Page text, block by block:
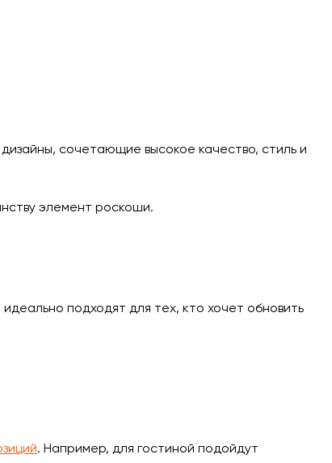
сочетающие высокое качество, стиль и
элемент роскоши.
подходят для тех, кто хочет обновить
. Например, для гостиной подойдут